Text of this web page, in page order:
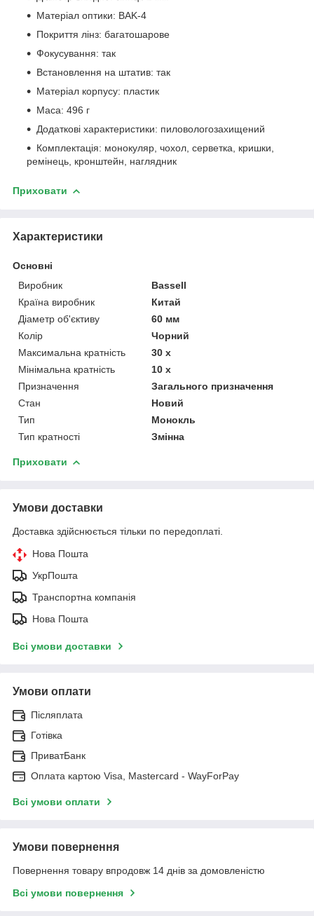
Матеріал оптики: BAK-4
Покриття лінз: багатошарове
Фокусування: так
Встановлення на штатив: так
Матеріал корпусу: пластик
Маса: 496 г
Додаткові характеристики: пиловологозахищений
Комплектація: монокуляр, чохол, серветка, кришки,
ремінець, кронштейн, наглядник
Приховати
Характеристики
Основні
Виробник
Bassell
Країна виробник
Китай
Діаметр об'єктиву
60 мм
Колір
Чорний
Максимальна кратність
30 х
Мінімальна кратність
10 х
Призначення
Загального призначення
Стан
Новий
Тип
Монокль
Тип кратності
Змінна
Приховати
Умови доставки
Доставка здійснюється тільки по передоплаті.
Нова Пошта
УкрПошта
Транспортна компанія
Нова Пошта
Всі умови доставки
Умови оплати
Післяплата
Готівка
ПриватБанк
Оплата картою Visa, Mastercard - WayForPay
Всі умови оплати
Умови повернення
Повернення товару впродовж 14 днів за домовленістю
Всі умови повернення